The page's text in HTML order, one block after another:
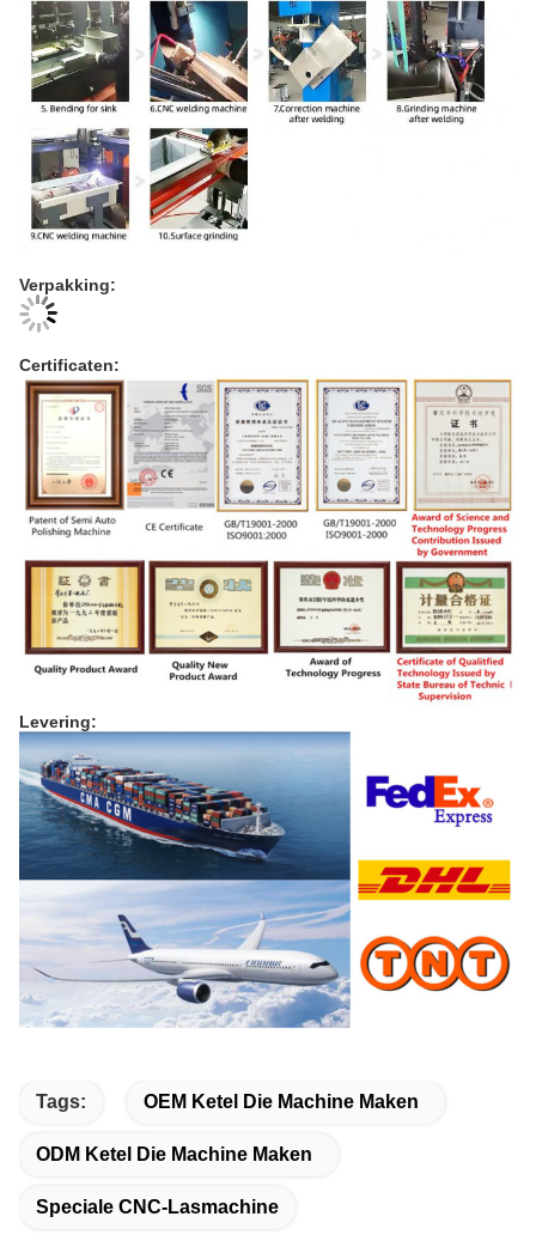
Verpakking:
Certificaten:
Levering:
Tags: OEM Ketel Die Machine Maken
ODM Ketel Die Machine Maken
Speciale CNC-Lasmachine